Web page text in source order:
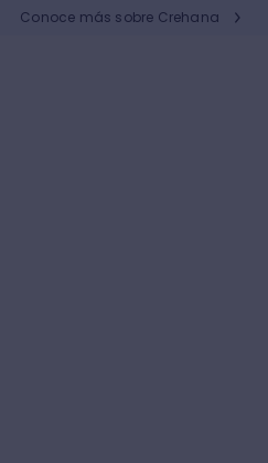
Conoce más sobre Crehana